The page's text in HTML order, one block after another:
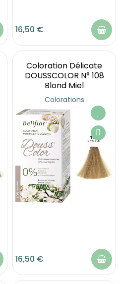
16,50 €
Coloration Délicate
DOUSSCOLOR N° 108
Blond Miel
Colorations
16,50 €